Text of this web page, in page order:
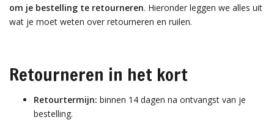
om je bestelling te retourneren. Hieronder leggen we alles uit
wat je moet weten over retourneren en ruilen.
Retourneren in het kort
Retourtermijn: binnen 14 dagen na ontvangst van je
bestelling.